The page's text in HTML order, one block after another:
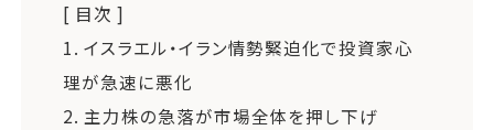
[ 目次 ]
1. イスラエル・イラン情勢緊迫化で投資家心
理が急速に悪化
2. 主力株の急落が市場全体を押し下げ